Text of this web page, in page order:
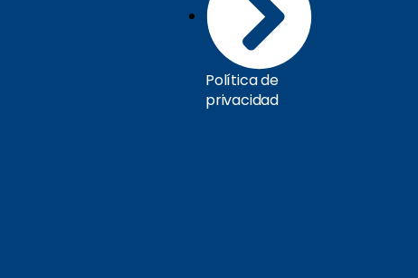
Política de
privacidad